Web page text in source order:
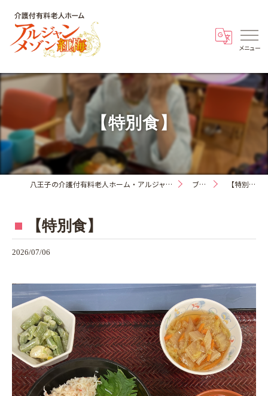
【特別食】
八王子の介護付有料老人ホーム・アルジャンメゾン紅梅 ブログ 【特別食】
【特別食】
2026/07/06